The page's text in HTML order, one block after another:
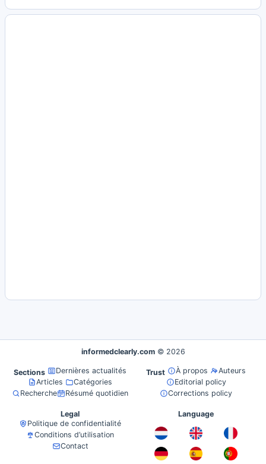
informedclearly.com © 2026
Sections
Dernières actualités
Articles
Catégories
Recherche
Résumé quotidien
Trust À propos
Auteurs
Editorial policy
Corrections policy
Legal
Politique de confidentialité
Conditions d’utilisation
Contact
Language